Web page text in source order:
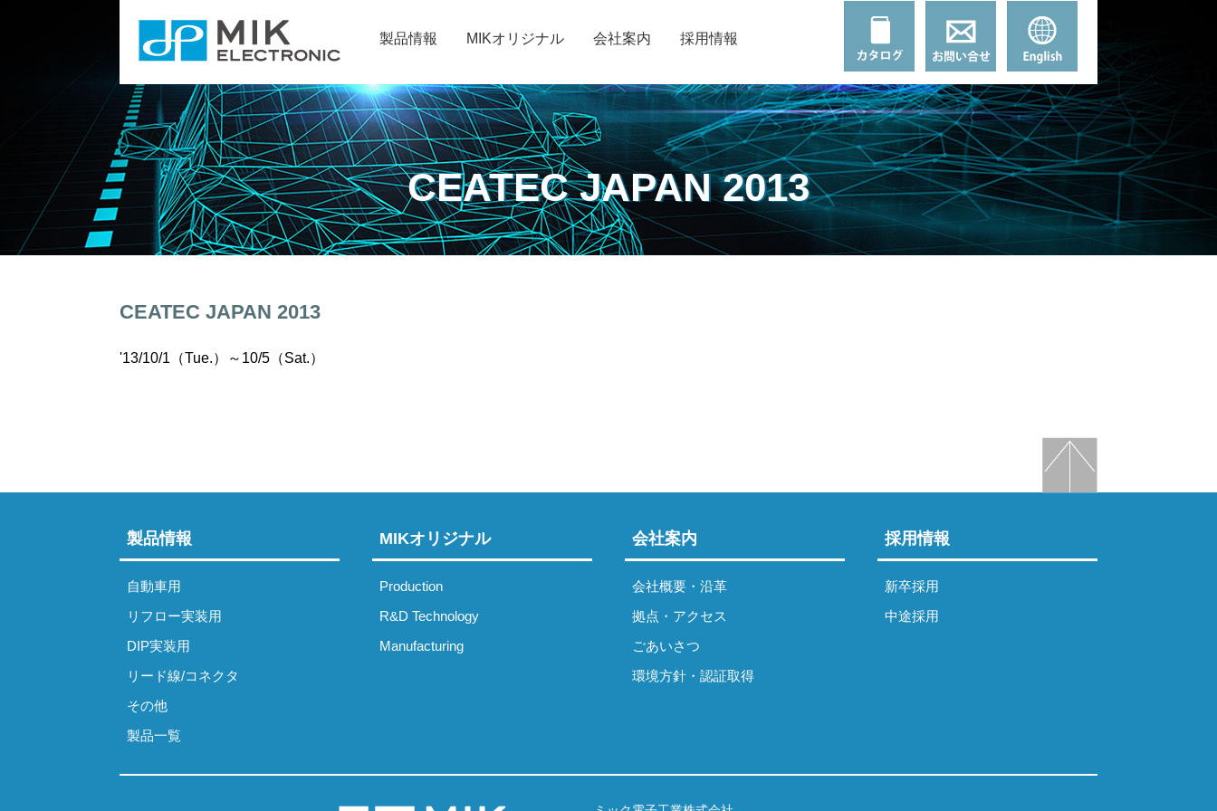
製品情報 MIKオリジナル 会社案内 採用情報
CEATEC JAPAN 2013
CEATEC JAPAN 2013
'13/10/1（Tue.）～10/5（Sat.）
製品情報
自動車用
リフロー実装用
DIP実装用
リード線/コネクタ
その他
製品一覧
MIKオリジナル
Production
R&D Technology
Manufacturing
会社案内
会社概要・沿革
拠点・アクセス
ごあいさつ
環境方針・認証取得
採用情報
新卒採用
中途採用